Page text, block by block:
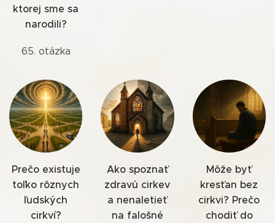
ktorej sme sa
narodili?
65. otázka
Prečo existuje
toľko rôznych
ľudských
cirkví?
Ako spoznať
zdravú cirkev
a nenaletieť
na falošné
Môže byť
kresťan bez
cirkvi? Prečo
chodiť do